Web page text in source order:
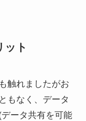
ット
触れましたがお
もなく、データ
ータ共有を可能